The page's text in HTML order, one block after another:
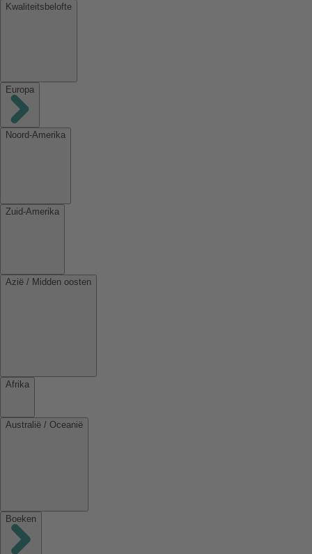
Kwaliteitsbelofte
Europa
Noord-Amerika
Zuid-Amerika
Azië / Midden oosten
Afrika
Australië / Oceanië
Boeken